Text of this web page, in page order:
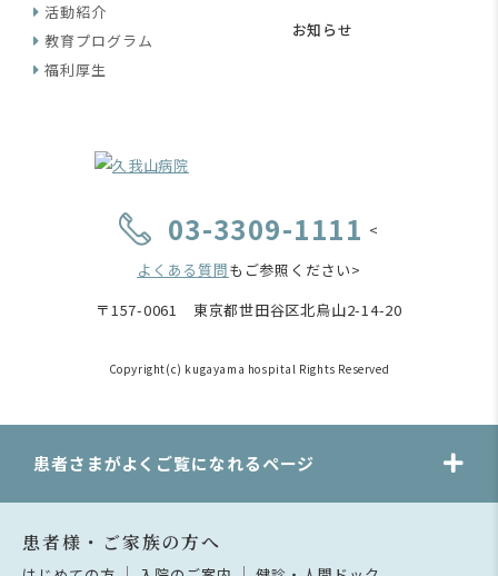
活動紹介
教育プログラム
福利厚生
お知らせ
03-3309-1111 <
よくある質問もご参照ください>
〒157-0061 東京都世田谷区北烏山2-14-20
Copyright(c) kugayama hospital Rights Reserved
患者さまがよくご覧になれるページ
患者様・ご家族の方へ